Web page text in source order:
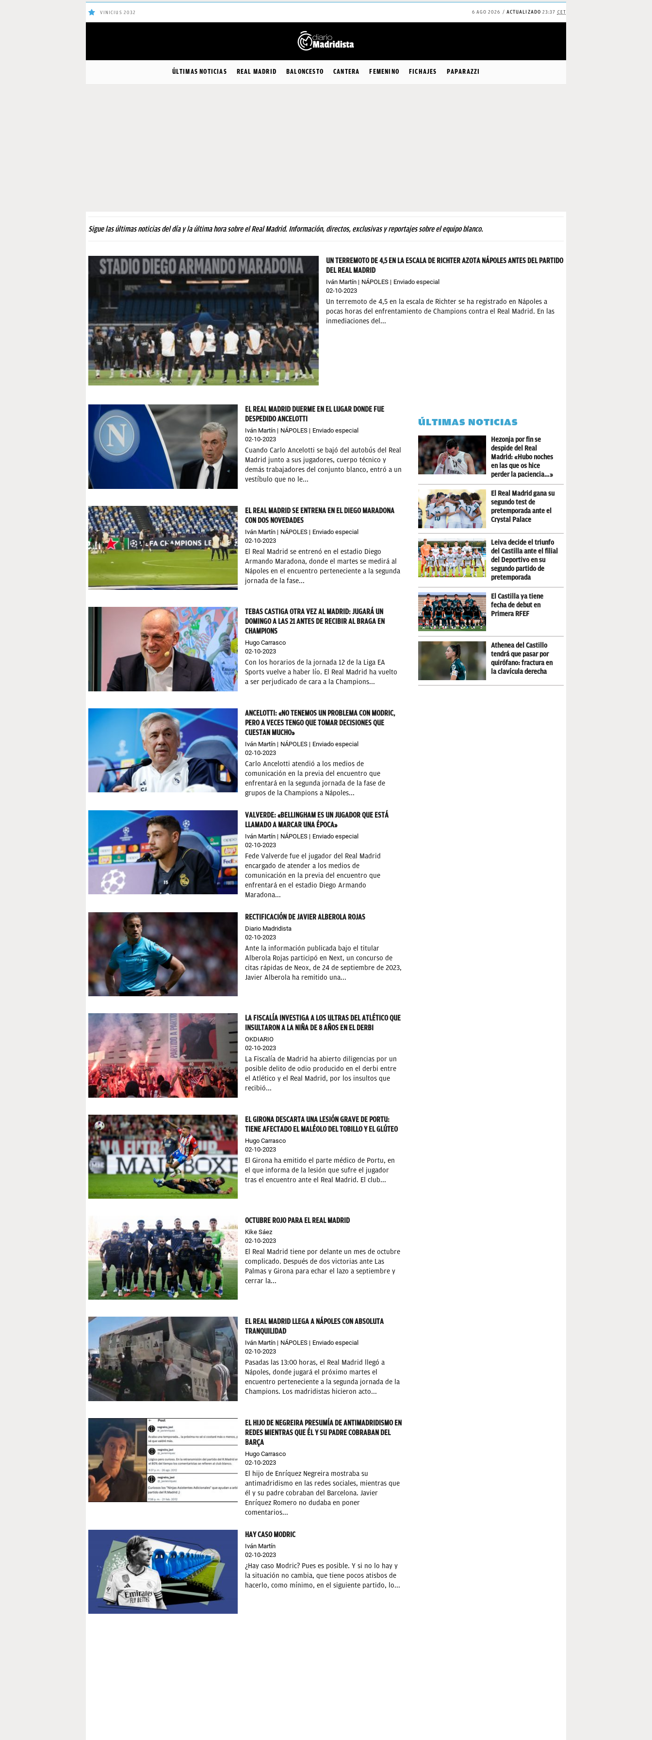
VINICIUS 2032 6 AGO 2026 ACTUALIZADO 23:37 CET
ÚLTIMAS
PAPARAZZI
ÚLTIMAS NOTICIAS REAL MADRID BALONCESTO CANTERA FEMENINO FICHAJES PAPARAZZI
Sigue las últimas noticias del día y la última hora sobre el Real Madrid. Información, directos, exclusivas y reportajes sobre el equipo blanco.
UN TERREMOTO DE 4,5 EN LA ESCALA DE RICHTER AZOTA NÁPOLES ANTES DEL PARTIDO
DEL REAL MADRID
Iván Martín NÁPOLES
Enviado especial
02-10-2023
Un terremoto de 4,5 en la escala de Richter se ha registrado en Nápoles a
pocas horas del enfrentamiento de Champions contra el Real Madrid. En las
inmediaciones del...
EL REAL MADRID DUERME EN EL LUGAR DONDE FUE
DESPEDIDO ANCELOTTI
Iván Martín NÁPOLES
Enviado especial
02-10-2023
Cuando Carlo Ancelotti se bajó del autobús del Real
Madrid junto a sus jugadores, cuerpo técnico y
demás trabajadores del conjunto blanco, entró a un
vestíbulo que no le...
EL REAL MADRID SE ENTRENA EN EL DIEGO MARADONA
CON DOS NOVEDADES
Iván Martín NÁPOLES
Enviado especial
02-10-2023
El Real Madrid se entrenó en el estadio Diego
Armando Maradona, donde el martes se medirá al
Nápoles en el encuentro perteneciente a la segunda
jornada de la fase...
TEBAS CASTIGA OTRA VEZ AL MADRID: JUGARÁ UN
DOMINGO A LAS 21 ANTES DE RECIBIR AL BRAGA EN
CHAMPIONS
Hugo Carrasco
02-10-2023
Con los horarios de la jornada 12 de la Liga EA
Sports vuelve a haber lío. El Real Madrid ha vuelto
a ser perjudicado de cara a la Champions...
ANCELOTTI: «NO TENEMOS UN PROBLEMA CON MODRIC,
PERO A VECES TENGO QUE TOMAR DECISIONES QUE
CUESTAN MUCHO»
Iván Martín NÁPOLES
Enviado especial
02-10-2023
Carlo Ancelotti atendió a los medios de
comunicación en la previa del encuentro que
enfrentará en la segunda jornada de la fase de
grupos de la Champions a Nápoles...
VALVERDE: «BELLINGHAM ES UN JUGADOR QUE ESTÁ
LLAMADO A MARCAR UNA ÉPOCA»
Iván Martín NÁPOLES
Enviado especial
02-10-2023
Fede Valverde fue el jugador del Real Madrid
encargado de atender a los medios de
comunicación en la previa del encuentro que
enfrentará en el estadio Diego Armando
Maradona...
RECTIFICACIÓN DE JAVIER ALBEROLA ROJAS
Diario Madridista
02-10-2023
Ante la información publicada bajo el titular
Alberola Rojas participó en Next, un concurso de
citas rápidas de Neox, de 24 de septiembre de 2023,
Javier Alberola ha remitido una...
LA FISCALÍA INVESTIGA A LOS ULTRAS DEL ATLÉTICO QUE
INSULTARON A LA NIÑA DE 8 AÑOS EN EL DERBI
OKDIARIO
02-10-2023
La Fiscalía de Madrid ha abierto diligencias por un
posible delito de odio producido en el derbi entre
el Atlético y el Real Madrid, por los insultos que
recibió...
EL GIRONA DESCARTA UNA LESIÓN GRAVE DE PORTU:
TIENE AFECTADO EL MALÉOLO DEL TOBILLO Y EL GLÚTEO
Hugo Carrasco
02-10-2023
El Girona ha emitido el parte médico de Portu, en
el que informa de la lesión que sufre el jugador
tras el encuentro ante el Real Madrid. El club...
OCTUBRE ROJO PARA EL REAL MADRID
Kike Sáez
02-10-2023
El Real Madrid tiene por delante un mes de octubre
complicado. Después de dos victorias ante Las
Palmas y Girona para echar el lazo a septiembre y
cerrar la...
EL REAL MADRID LLEGA A NÁPOLES CON ABSOLUTA
TRANQUILIDAD
Iván Martín NÁPOLES
Enviado especial
02-10-2023
Pasadas las 13:00 horas, el Real Madrid llegó a
Nápoles, donde jugará el próximo martes el
encuentro perteneciente a la segunda jornada de la
Champions. Los madridistas hicieron acto...
EL HIJO DE NEGREIRA PRESUMÍA DE ANTIMADRIDISMO EN
REDES MIENTRAS QUE ÉL Y SU PADRE COBRABAN DEL
BARÇA
Hugo Carrasco
02-10-2023
El hijo de Enríquez Negreira mostraba su
antimadridismo en las redes sociales, mientras que
él y su padre cobraban del Barcelona. Javier
Enríquez Romero no dudaba en poner
comentarios...
HAY CASO MODRIC
Iván Martín
02-10-2023
¿Hay caso Modric? Pues es posible. Y si no lo hay y
la situación no cambia, que tiene pocos atisbos de
hacerlo, como mínimo, en el siguiente partido, lo...
ÚLTIMAS NOTICIAS
Hezonja por fin se
despide del Real
Madrid: «Hubo noches
en las que os hice
perder la paciencia…»
El Real Madrid gana su
segundo test de
pretemporada ante el
Crystal Palace
Leiva decide el triunfo
del Castilla ante el filial
del Deportivo en su
segundo partido de
pretemporada
El Castilla ya tiene
fecha de debut en
Primera RFEF
Athenea del Castillo
tendrá que pasar por
quirófano: fractura en
la clavícula derecha